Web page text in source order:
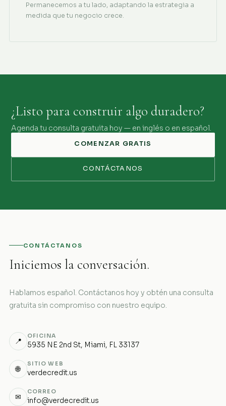
Permanecemos a tu lado, adaptando la estrategia a
medida que tu negocio crece.
¿Listo para construir algo duradero?
Agenda tu consulta gratuita hoy — en inglés o en español.
COMENZAR GRATIS
CONTÁCTANOS
CONTÁCTANOS
Iniciemos la conversación.
Hablamos español. Contáctanos hoy y obtén una consulta
gratuita sin compromiso con nuestro equipo.
📍
OFICINA
5935 NE 2nd St, Miami, FL 33137
🌐
SITIO WEB
verdecredit.us
✉
CORREO
info@verdecredit.us